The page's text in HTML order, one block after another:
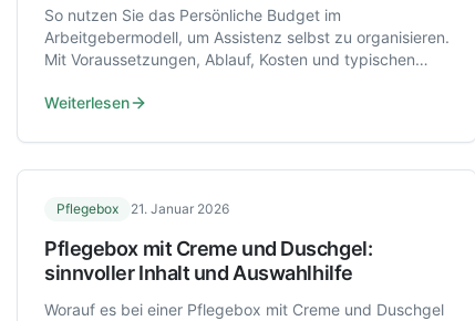
So nutzen Sie das Persönliche Budget im
Arbeitgebermodell, um Assistenz selbst zu organisieren.
Mit Voraussetzungen, Ablauf, Kosten und typischen
Weiterlesen
Pflegebox 21. Januar 2026
Pflegebox mit Creme und Duschgel:
sinnvoller Inhalt und Auswahlhilfe
Worauf es bei einer Pflegebox mit Creme und Duschgel